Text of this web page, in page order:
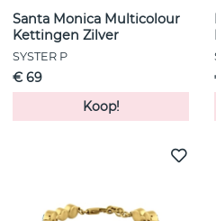
Santa Monica Multicolour
Kettingen Zilver
SYSTER P
€ 69
Koop!